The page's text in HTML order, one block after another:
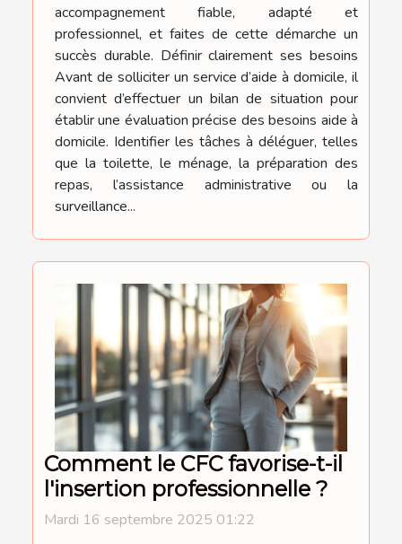
accompagnement fiable, adapté et
professionnel, et faites de cette démarche un
succès durable. Définir clairement ses besoins
Avant de solliciter un service d’aide à domicile, il
convient d’effectuer un bilan de situation pour
établir une évaluation précise des besoins aide à
domicile. Identifier les tâches à déléguer, telles
que la toilette, le ménage, la préparation des
repas, l’assistance administrative ou la
surveillance...
Comment le CFC favorise-t-il
l'insertion professionnelle ?
Mardi 16 septembre 2025 01:22